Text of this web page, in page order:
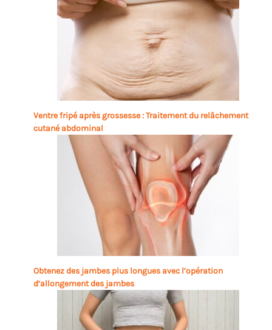
Ventre fripé après grossesse : Traitement du relâchement
cutané abdominal
Obtenez des jambes plus longues avec l’opération
d’allongement des jambes